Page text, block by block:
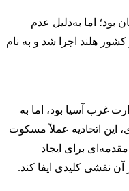
بود؛ اما به‌دلیل عدم
هلند اجرا شد و به نام
غرب آسیا بود، اما به
این اتحادیه عملاً مسکوت
برای ایجاد
نقشی کلیدی ایفا کند.